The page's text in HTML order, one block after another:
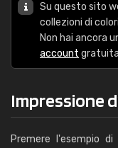
Su questo sito
collezioni di
Non hai ancora
account
Impressione
Premere l'esempio